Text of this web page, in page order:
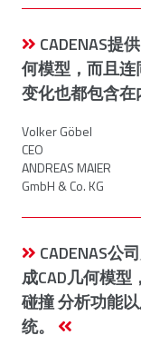
CADENAS提
何模型，而且
变化也都包含在
Volker Göbel
CEO
ANDREAS MAIER
GmbH & Co. KG
CADENAS公
成CAD几何模型
碰撞 分析功能
统。